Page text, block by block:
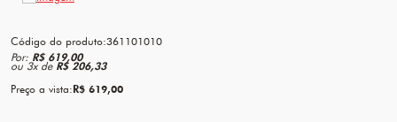
Código do produto:361101010
Por: R$ 619,00
ou3xde R$ 206,33
Preço a vista:R$ 619,00